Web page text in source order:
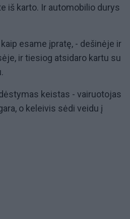
iš karto. Ir automobilio durys
esame įpratę, - dešinėje ir
ir tiesiog atsidaro kartu su
keistas - vairuotojas
o keleivis sėdi veidu į